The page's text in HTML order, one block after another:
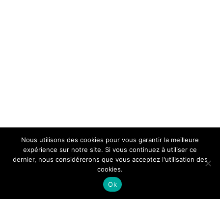
Nous utilisons des cookies pour vous garantir la meilleure
expérience sur notre site. Si vous continuez à utiliser ce
dernier, nous considérerons que vous acceptez l'utilisation des
cookies.
Ok